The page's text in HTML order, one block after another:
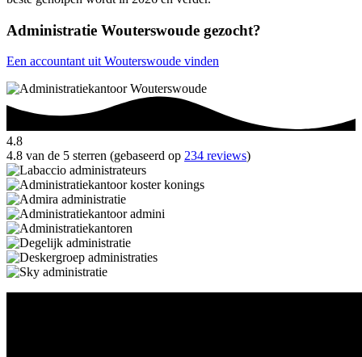
Administratie Wouterswoude gezocht?
Een accountant uit Wouterswoude vinden
4.8
4.8 van de 5 sterren (gebaseerd op 234 reviews)